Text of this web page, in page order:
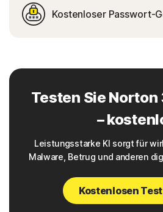
Kostenloser Passwort-
Testen Sie
–
Leistungsstarke KI sorgt für
Malware, Betrug und anderen
Kostenlosen